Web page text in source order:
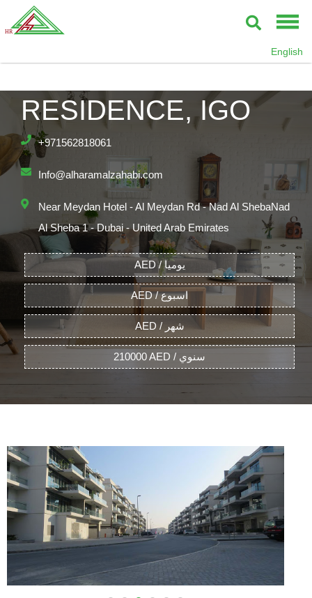
English
RESIDENCE, IGO
+971562818061
Info@alharamalzahabi.com
Near Meydan Hotel - Al Meydan Rd - Nad Al ShebaNad
Al Sheba 1 - Dubai - United Arab Emirates
AED / يوميا
AED / اسبوع
AED / شهر
210000 AED / سنوي